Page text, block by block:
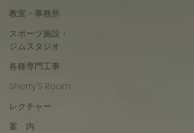
教室・事務所
スポーツ施設・
ジムスタジオ
各種専門工事
Sherry'S Room
レクチャー
案 内